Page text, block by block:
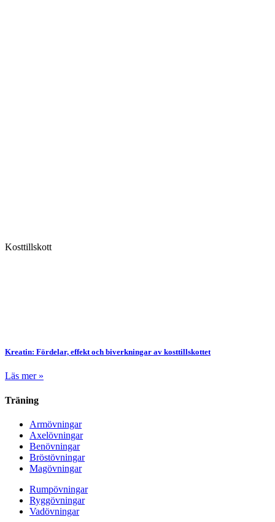
Kosttillskott
Kreatin: Fördelar, effekt och biverkningar av kosttillskottet
Läs mer »
Träning
Armövningar
Axelövningar
Benövningar
Bröstövningar
Magövningar
Rumpövningar
Ryggövningar
Vadövningar